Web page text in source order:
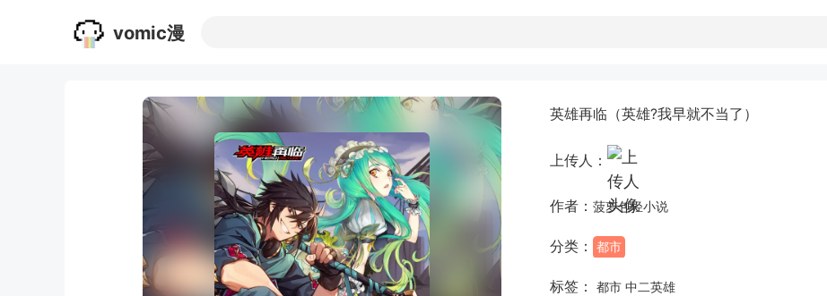
vomic漫
英雄再临（英雄?我早就不当了）
上传人：
作者： 菠萝包轻小说
分类： 都市
标签： 都市 中二英雄